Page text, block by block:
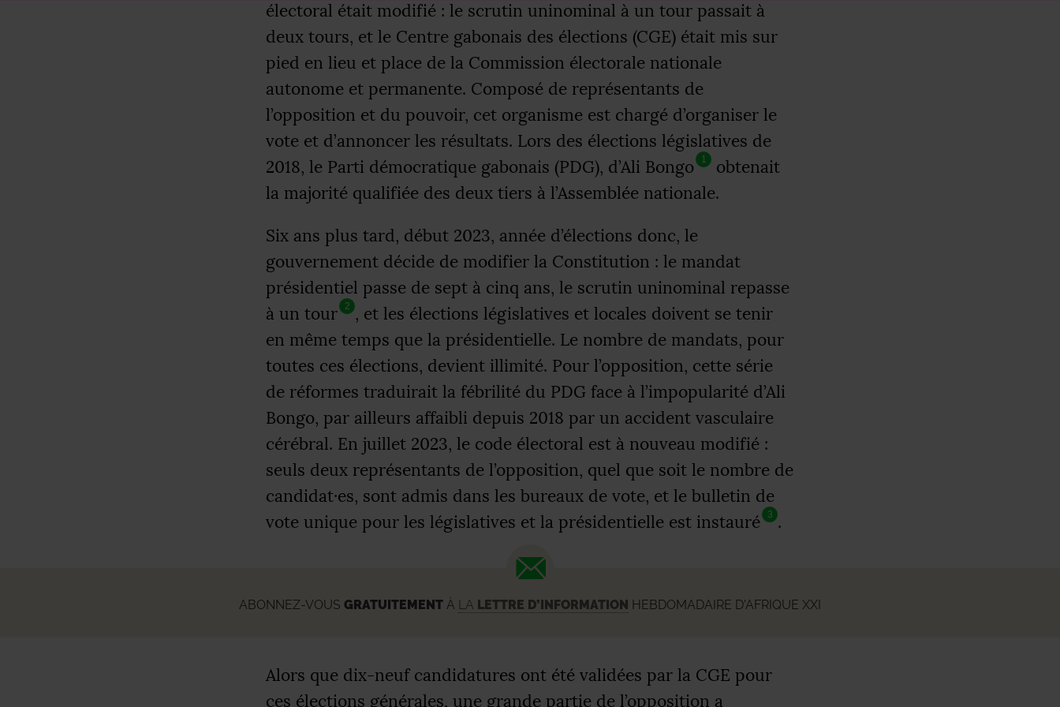
électoral était modifié : le scrutin uninominal à un tour passait à
deux tours, et le Centre gabonais des élections (CGE) était mis sur
pied en lieu et place de la Commission électorale nationale
autonome et permanente. Composé de représentants de
l’opposition et du pouvoir, cet organisme est chargé d’organiser le
vote et d’annoncer les résultats. Lors des élections législatives de
2018, le Parti démocratique gabonais (PDG), d’Ali Bongo 1
obtenait
la majorité qualifiée des deux tiers à l’Assemblée nationale.
Six ans plus tard, début 2023, année d’élections donc, le
gouvernement décide de modifier la Constitution : le mandat
présidentiel passe de sept à cinq ans, le scrutin uninominal repasse
à un tour
2 , et les élections législatives et locales doivent se tenir
en même temps que la présidentielle. Le nombre de mandats, pour
toutes ces élections, devient illimité. Pour l’opposition, cette série
de réformes traduirait la fébrilité du PDG face à l’impopularité d’Ali
Bongo, par ailleurs affaibli depuis 2018 par un accident vasculaire
cérébral. En juillet 2023, le code électoral est à nouveau modifié :
seuls deux représentants de l’opposition, quel que soit le nombre de
candidat·es, sont admis dans les bureaux de vote, et le bulletin de
vote unique pour les législatives et la présidentielle est instauré
3 .
ABONNEZ-VOUS GRATUITEMENT À LA LETTRE D’INFORMATION HEBDOMADAIRE D’AFRIQUE XXI
Alors que dix-neuf candidatures ont été validées par la CGE pour
ces élections générales, une grande partie de l’opposition a